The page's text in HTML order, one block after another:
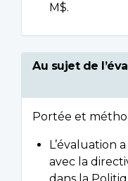
M$.
Au sujet de
Portée et
L’évaluation
avec la